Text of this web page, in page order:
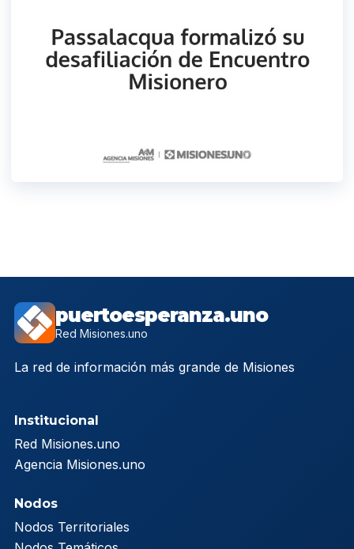
puertoesperanza.uno
Red Misiones.uno
La red de información más grande de Misiones
Institucional
Red Misiones.uno
Agencia Misiones.uno
Nodos
Nodos Territoriales